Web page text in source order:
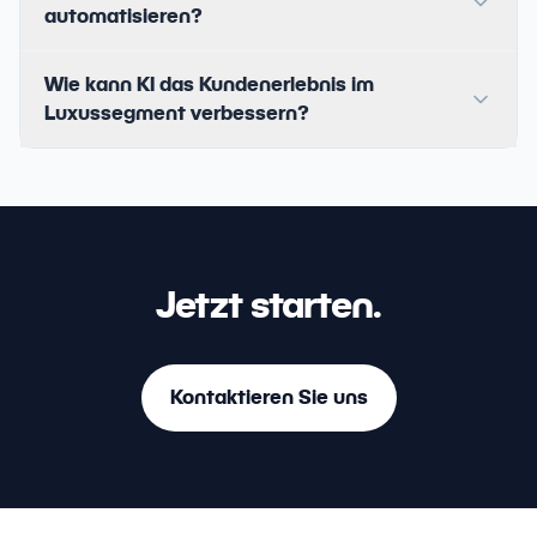
automatisieren?
Wie kann KI das Kundenerlebnis im
Luxussegment verbessern?
Jetzt starten.
Kontaktieren Sie uns